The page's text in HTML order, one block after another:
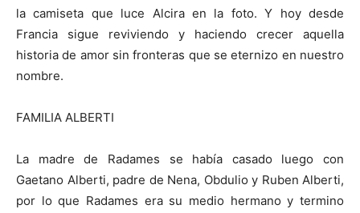
la camiseta que luce Alcira en la foto. Y hoy desde
Francia sigue reviviendo y haciendo crecer aquella
historia de amor sin fronteras que se eternizo en nuestro
nombre.
FAMILIA ALBERTI
La madre de Radames se había casado luego con
Gaetano Alberti, padre de Nena, Obdulio y Ruben Alberti,
por lo que Radames era su medio hermano y termino